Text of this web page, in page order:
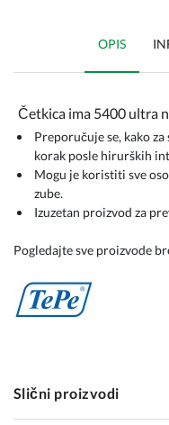
OPIS
Četkica ima 5400 ultra
Preporučuje se, kako
korak posle hirurških
Mogu je koristiti sve
zube.
Izuzetan proizvod za
Pogledajte sve proizvode
Slični proizvodi